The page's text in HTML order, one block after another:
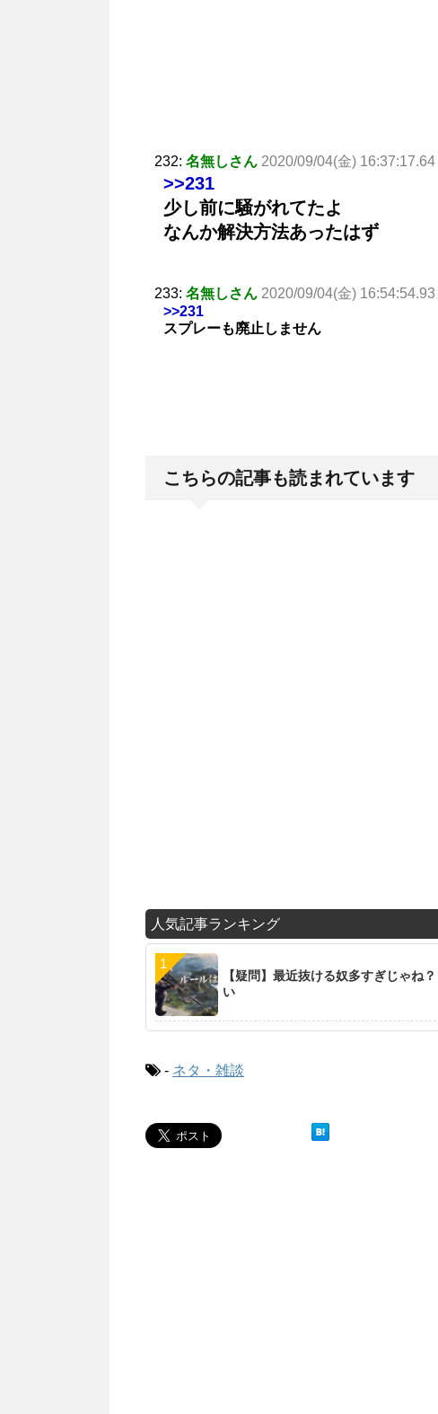
232: 名無しさん 2020/09/04(金) 16:37:17.64
>>231
少し前に騒がれてたよ
なんか解決方法あったはず
233: 名無しさん 2020/09/04(金) 16:54:54.93
>>231
スプレーも廃止しません
こちらの記事も読まれています
人気記事ランキング
【疑問】最近抜ける奴多すぎじゃね
い
- ネタ・雑談